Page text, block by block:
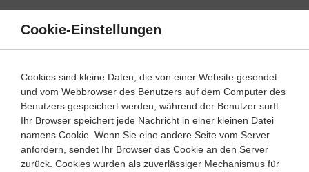
Direkt
Inhalt
Fit für den Übergang: Rechtschreibung – Lernwege
Deutsch Klasse
Cookie-Einstellungen
Cookies sind kleine Daten, die von einer Website gesendet
und vom Webbrowser des Benutzers auf dem Computer des
Benutzers gespeichert werden, während der Benutzer surft.
Ihr Browser speichert jede Nachricht in einer kleinen Datei
namens Cookie. Wenn Sie eine andere Seite vom Server
anfordern, sendet Ihr Browser das Cookie an den Server
zurück. Cookies wurden als zuverlässiger Mechanismus für